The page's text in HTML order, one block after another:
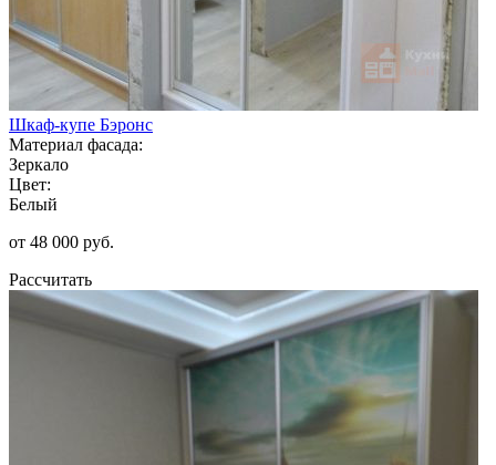
Шкаф-купе Бэронс
Материал фасада:
Зеркало
Цвет:
Белый
от 48 000 руб.
Рассчитать